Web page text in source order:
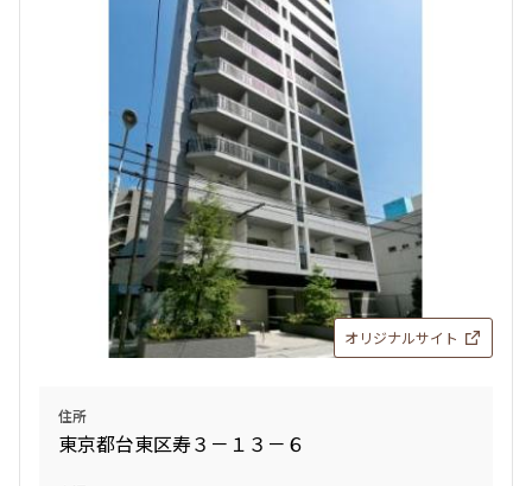
オリジナルサイト
住所
東京都台東区寿３－１３－６